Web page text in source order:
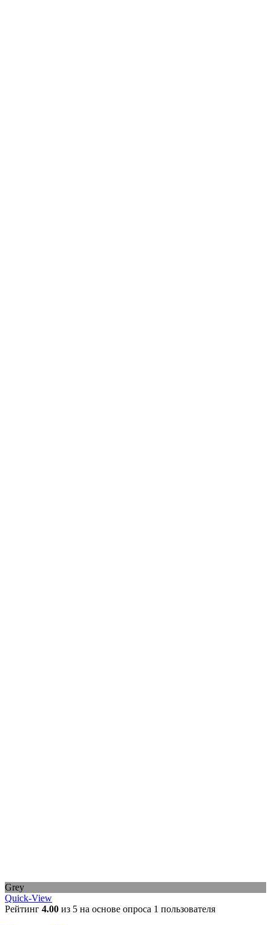
Grey
Quick-View
Рейтинг 4.00 из 5 на основе опроса 1 пользователя